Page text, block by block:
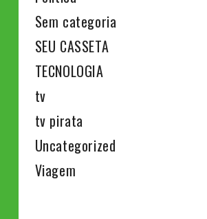
Sem categoria
SEU CASSETA
TECNOLOGIA
tv
tv pirata
Uncategorized
Viagem